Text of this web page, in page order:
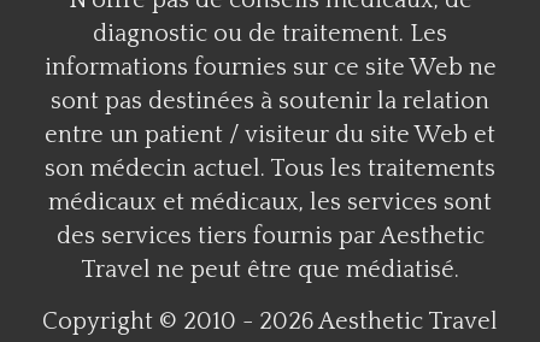
diagnostic ou de traitement. Les
informations fournies sur ce site Web ne
sont pas destinées à soutenir la relation
entre un patient / visiteur du site Web et
son médecin actuel. Tous les traitements
médicaux et médicaux, les services sont
des services tiers fournis par Aesthetic
Travel ne peut être que médiatisé.
Copyright © 2010 - 2026 Aesthetic Travel